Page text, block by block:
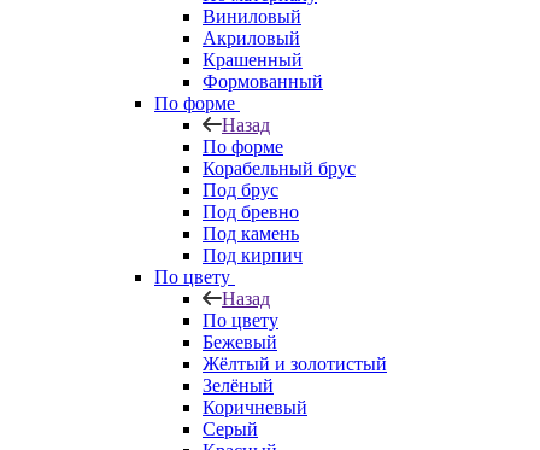
Виниловый
Акриловый
Крашенный
Формованный
По форме
Назад
По форме
Корабельный брус
Под брус
Под бревно
Под камень
Под кирпич
По цвету
Назад
По цвету
Бежевый
Жёлтый и золотистый
Зелёный
Коричневый
Серый